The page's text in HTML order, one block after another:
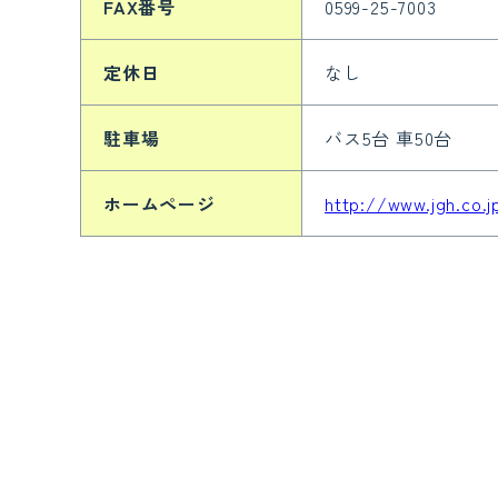
FAX番号 0599-25-7003
定休日 なし
駐車場 バス5台 車50台
ホームページ http://